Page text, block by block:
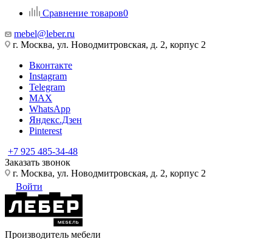
Сравнение товаров0
mebel@leber.ru
г. Москва, ул. Новодмитровская, д. 2, корпус 2
Вконтакте
Instagram
Telegram
MAX
WhatsApp
Яндекс.Дзен
Pinterest
+7 925 485-34-48
Заказать звонок
г. Москва, ул. Новодмитровская, д. 2, корпус 2
Войти
Производитель мебели